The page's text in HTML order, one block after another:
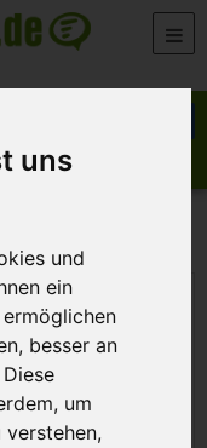
uns
und
ein
besser an
um
verstehen,
Anzeigen